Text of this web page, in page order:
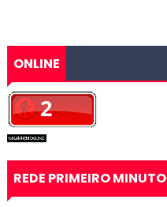
ONLINE
REDE PRIMEIRO MINUTO